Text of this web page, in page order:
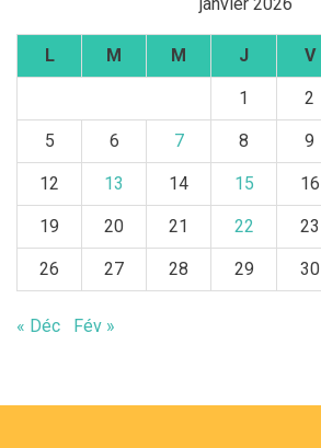
L M M J V
1 2
5 6 7 8 9
12 13 14 15 16
19 20 21 22 23
26 27 28 29 30
« Déc Fév »